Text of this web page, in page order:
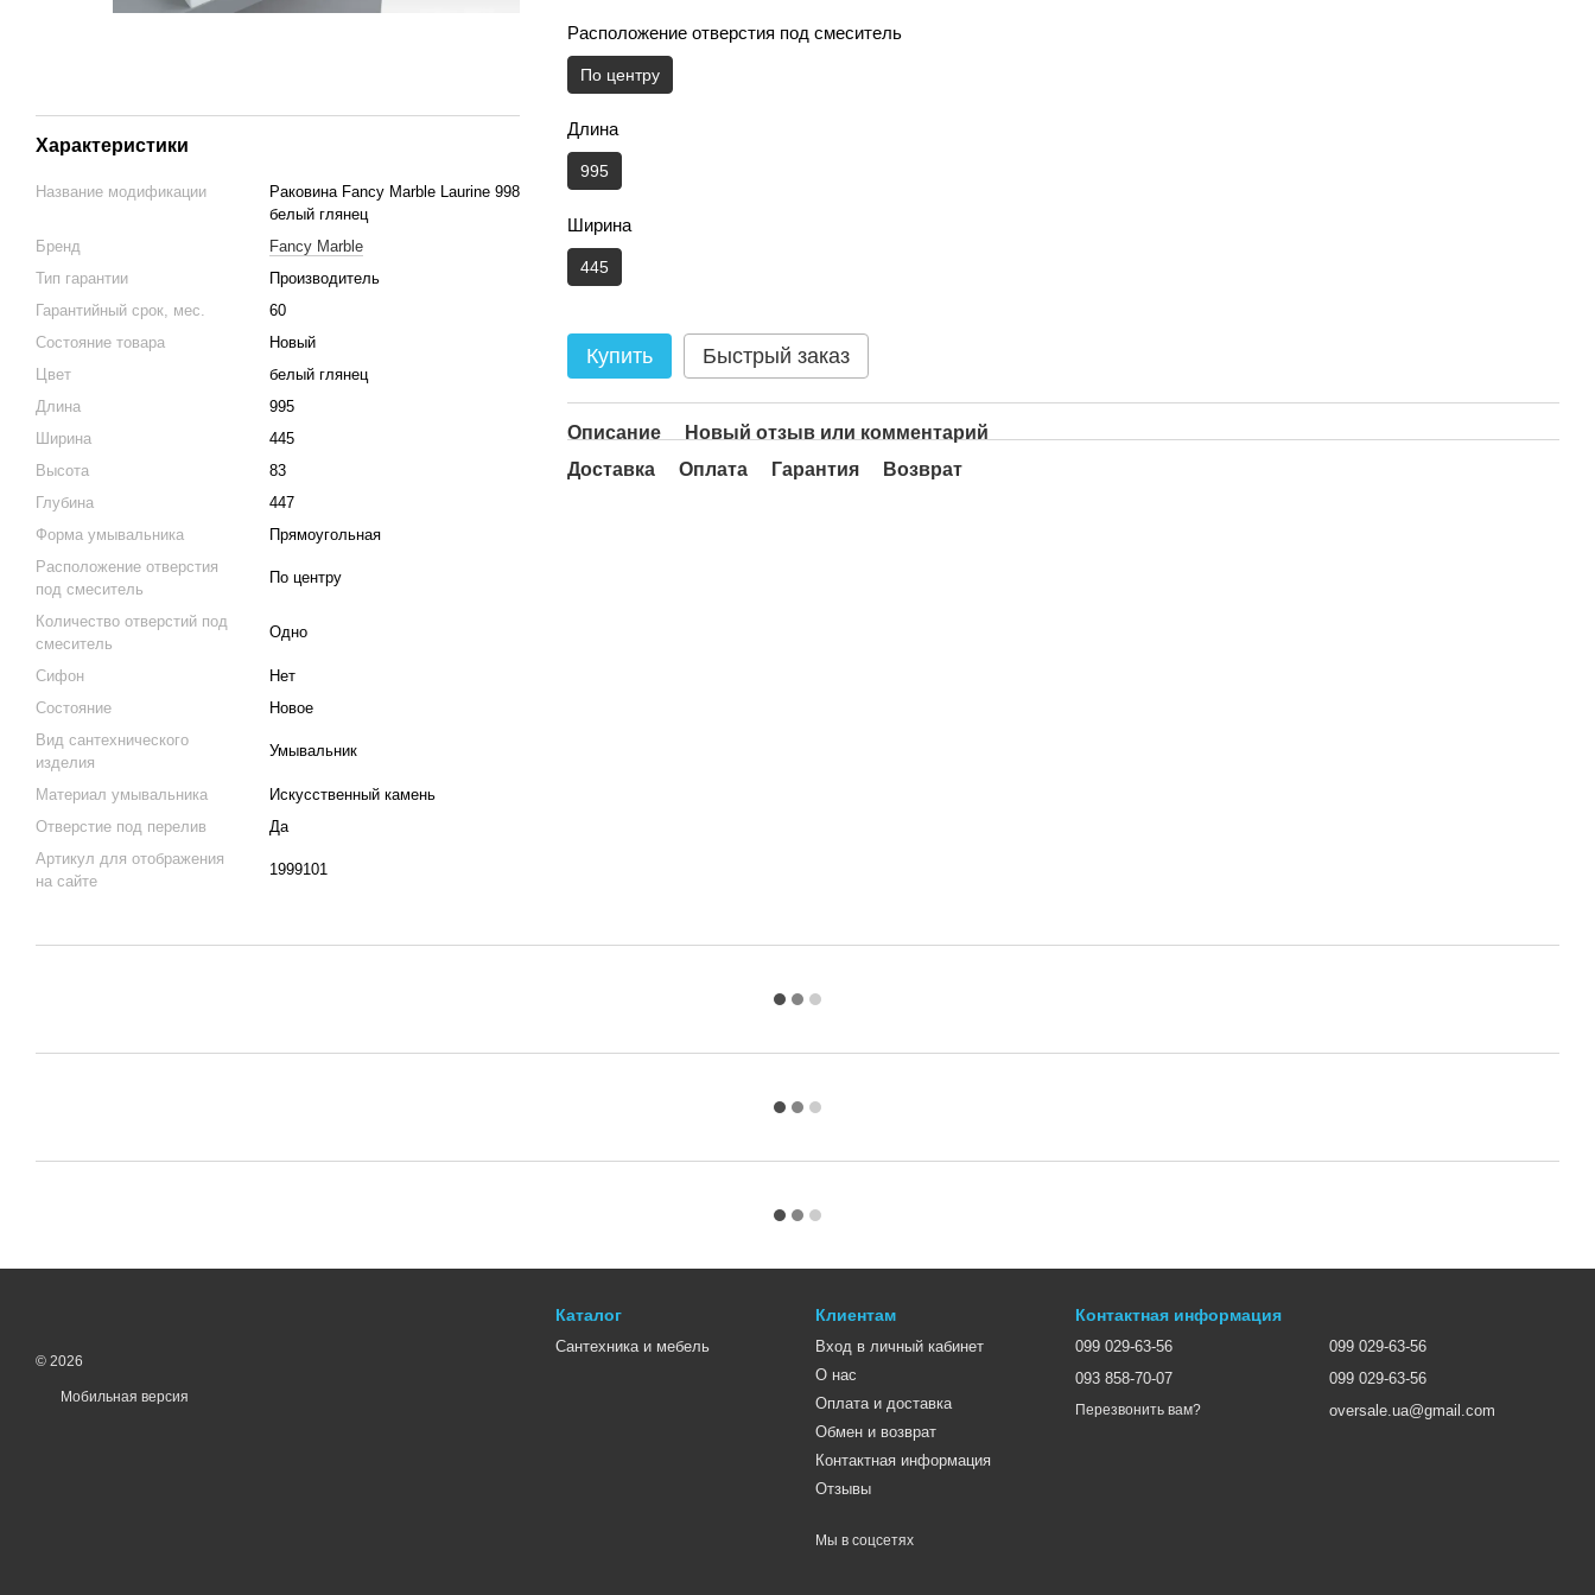
Характеристики
Название модификации
Раковина Fancy Marble Laurine 998
белый глянец
Бренд
Fancy Marble
Тип гарантии
Производитель
Гарантийный срок, мес.
60
Состояние товара
Новый
Цвет
белый глянец
Длина
995
Ширина
445
Высота
83
Глубина
447
Форма умывальника
Прямоугольная
Расположение отверстия
под смеситель
По центру
Количество отверстий под
смеситель
Одно
Сифон
Нет
Состояние
Новое
Вид сантехнического
изделия
Умывальник
Материал умывальника
Искусственный камень
Отверстие под перелив
Да
Артикул для отображения
на сайте
1999101
Расположение отверстия под смеситель
По центру
Длина
995
Ширина
445
Купить Быстрый заказ
Описание
Новый отзыв или комментарий
Доставка
Оплата Гарантия Возврат
© 2026
Мобильная версия
Каталог
Сантехника и мебель
Клиентам
Вход в личный кабинет
О нас
Оплата и доставка
Обмен и возврат
Контактная информация
Отзывы
Мы в соцсетях
Контактная информация
099 029-63-56
093 858-70-07
Перезвонить вам?
099 029-63-56
099 029-63-56
oversale.ua@gmail.com